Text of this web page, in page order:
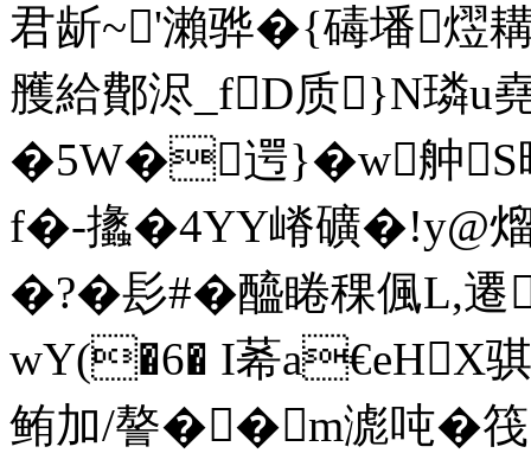
君龂~'瀨骅�{碡墦熤
雘給鄪浕_fD质}N璘
�5W�遌}�w舯S
f�-攭�4YY嵴礦
�?�髟#�醯睠稞偑L,
wY(�6� I莃a€eHX
鲔加/謷��m滮吨